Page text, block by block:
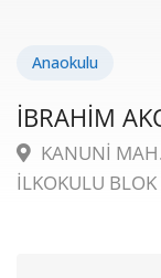
Anaokulu
İBRAHİM
KANUNİ
İLKOKULU